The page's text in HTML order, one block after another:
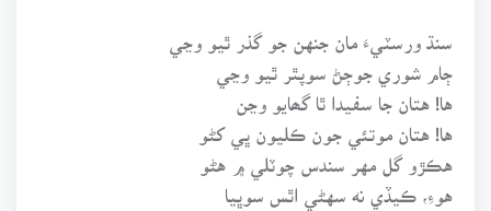
سنڌ ورسٽيءَ مان جنهن جو گذر ٿيو وڃي
ڄام شوري جوڄڻ سوپٿر ٿيو وڃي
ها! هتان جا سفيدا ٿا گھايو وڃن
ها! هتان موتئي جون ڪليون ڀي کڻو
هڪڙو گل مهر سندس چوٽلي ۾ هڻو
هوءِ، ڪيڏي نه سهڻي اٿس سوڀيا